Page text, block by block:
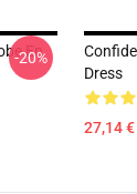
En
-20%
Dress
27,14 €